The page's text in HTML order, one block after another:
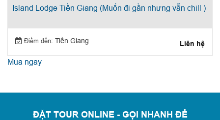
Island Lodge Tiền Giang (Muốn đi gần nhưng vẫn chill )
Điểm đến: Tiền Giang Liên hệ
Mua ngay
ĐẶT TOUR ONLINE - GỌI NHANH ĐỂ